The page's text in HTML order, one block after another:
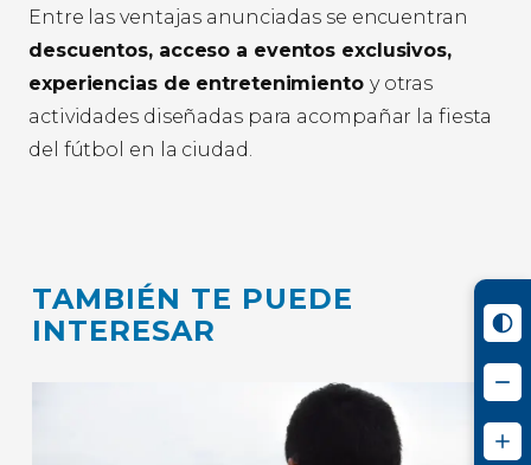
Entre las ventajas anunciadas se encuentran
descuentos, acceso a eventos exclusivos,
experiencias de entretenimiento y otras
actividades diseñadas para acompañar la fiesta
del fútbol en la ciudad.
TAMBIÉN TE PUEDE
INTERESAR